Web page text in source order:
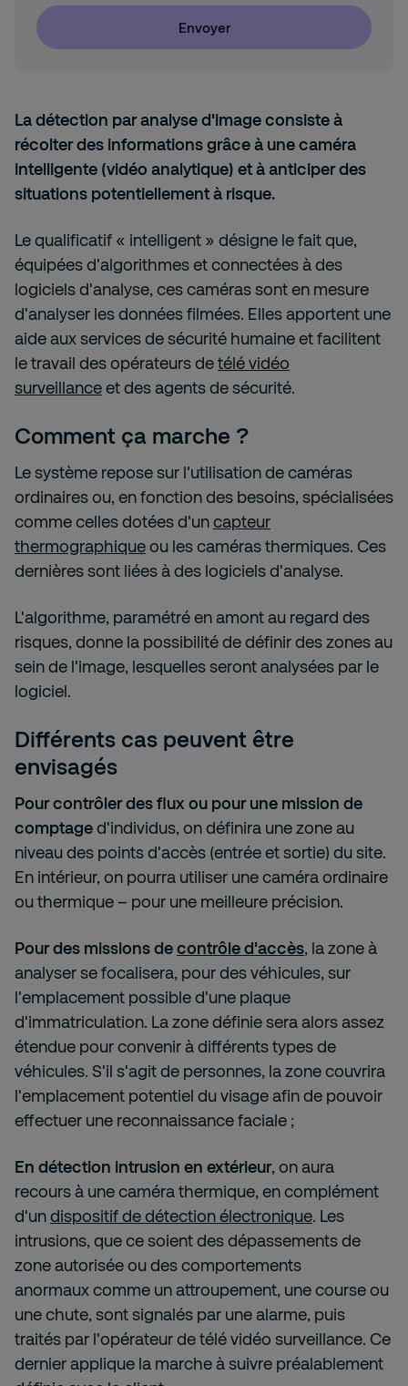
La détection par analyse d'image consiste à
récolter des informations grâce à une caméra
intelligente (vidéo analytique) et à anticiper des
situations potentiellement à risque.
Le qualificatif « intelligent » désigne le fait que,
équipées d'algorithmes et connectées à des
logiciels d'analyse, ces caméras sont en mesure
d'analyser les données filmées. Elles apportent une
aide aux services de sécurité humaine et facilitent
le travail des opérateurs detélé vidéo
surveillanceet des agents de sécurité.
Comment ça marche ?
Le système repose sur l'utilisation de caméras
ordinaires ou, en fonction des besoins, spécialisées
comme celles dotées d'uncapteur
thermographiqueou les caméras thermiques. Ces
dernières sont liées à des logiciels d'analyse.
L'algorithme, paramétré en amont au regard des
risques, donne la possibilité de définir des zones au
sein de l'image, lesquelles seront analysées par le
logiciel.
Différents cas peuvent être
envisagés
Pour contrôler des flux ou pour une mission de
comptaged'individus, on définira une zone au
niveau des points d'accès (entrée et sortie) du site.
En intérieur, on pourra utiliser une caméra ordinaire
ou thermique – pour une meilleure précision.
Pour des missions decontrôle d'accès, la zone à
analyser se focalisera, pour des véhicules, sur
l'emplacement possible d'une plaque
d'immatriculation. La zone définie sera alors assez
étendue pour convenir à différents types de
véhicules. S'il s'agit de personnes, la zone couvrira
l'emplacement potentiel du visage afin de pouvoir
effectuer une reconnaissance faciale ;
En détection intrusion en extérieur, on aura
recours à une caméra thermique, en complément
d'undispositif de détection électronique. Les
intrusions, que ce soient des dépassements de
zone autorisée ou des comportements
anormaux comme un attroupement, une course ou
une chute, sont signalés par une alarme, puis
traités par l'opérateur de télé vidéo surveillance. Ce
dernier applique la marche à suivre préalablement
Envoyer